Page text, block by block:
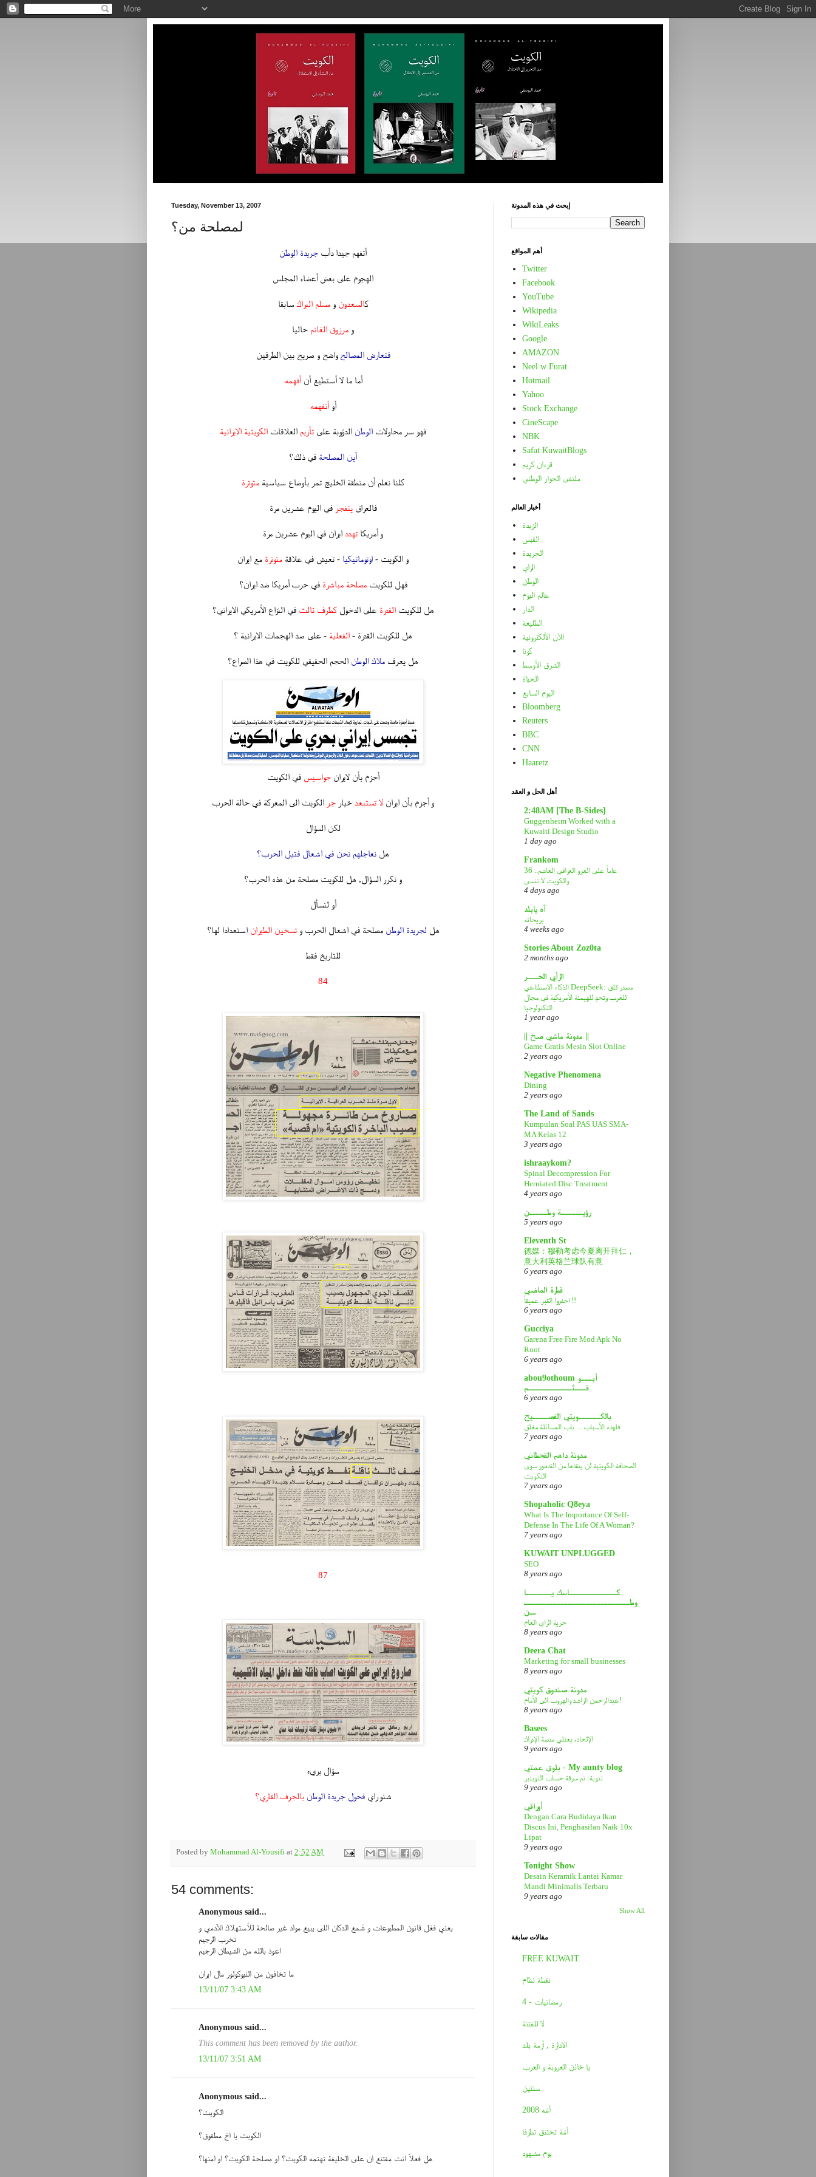
Tuesday, November 13, 2007
لمصلحة من؟
أتفهم جيدا دأب جريدة الوطن
الهجوم على بعض أعضاء المجلس
كالسعدون و مسلم البراك سابقا
و مرزوق الغانم حاليا
فتعارض المصالح واضح و صريح بين الطرفين
أما ما لا أستطيع أن أفهمه
أو أتفهمه
فهو سر محاولات الوطن الدؤوبة على تأزيم العلاقات الكويتية الايرانية
أين المصلحة في ذلك؟
كلنا نعلم أن منطقة الخليج تمر بأوضاع سياسية متوترة
فالعراقيتفجر في اليوم عشرين مرة
و أمريكا تهدد ايران في اليوم عشرين مرة
و الكويت - اوتوماتيكيا - تعيش في علاقة متوترة مع ايران
فهل للكويتمصلحة مباشرة في حرب أمريكا ضد ايران؟
هل للكويت القدرة على الدخول كطرف ثالث في النزاع الأمريكي الايراني؟
هل للكويت القدرة - الفعلية - على صد الهجمات الايرانية ؟
هل يعرف ملاك الوطن الحجم الحقيقي للكويت في هذا الصراع؟
أجزم بأن لايران جواسيس في الكويت
و أجزم بأن ايران لا تستبعد خيار جر الكويت الى المعركة في حالة الحرب
لكن السؤال
هل نعاجلهم نحن في اشعال فتيل الحرب؟
و نكرر السؤال, هل للكويت مصلحة من هذه الحرب؟
أو لنسأل
هل لجريدة الوطن مصلحة في اشعال الحرب وتسخين الطيران استعدادا لها؟
للتاريخ فقط
84
87
سؤال بريء
شنو رايفحول جريدة الوطن بالجرف القاري؟
Posted by Mohammad Al-Yousifi at 2:52 AM
54 comments:
Anonymous said...
يعني فعَل قانون المطبوعات و شَمع الدكان اللى يبيع مواد غير صالحة للأستهلاك الآدمي و
تخرب الرجيم
اعوذ بالله من الشيطان الرجيم
ما تخافون من النيوكولور مال ايران
13/11/07 3:43 AM
Anonymous said...
This comment has been removed by the author.
13/11/07 3:51 AM
Anonymous said...
الكويت؟
الكويت يا اخ مطقوق؟
هل فعلاً انت مقتنع ان على الخليفة تهتمه الكويت؟ او مصلحة الكويت؟ او امنها؟
إبحث في هذه المدونة
أهم المواقع
Twitter
Facebook
YouTube
Wikipedia
WikiLeaks
Google
AMAZON
Neel w Furat
Hotmail
Yahoo
Stock Exchange
CineScape
NBK
Safat KuwaitBlogs
قرءان كريم
ملتقى الحوار الوطني
أخبار العالم
الزبدة
القبس
الجريدة
الراي
الوطن
عالم اليوم
الدار
الطليعة
الآن الألكترونية
كونا
الشرق الأوسط
الحياة
اليوم السابع
Bloomberg
Reuters
BBC
CNN
Haaretz
أهل الحل و العقد
2:48AM [The B-Sides]
Guggenheim Worked with a
Kuwaiti Design Studio
1 day ago
Frankom
36 عاماً على الغزو العراقي الغاشم..
والكويت لا تنسى
4 days ago
آه يابلد
بريحاته
4 weeks ago
Stories About Zoz0ta
2 months ago
الرأي الحـــر
الذكاء الاصطناعي DeepSeek: مصدر قلق
للغرب وتحدٍ للهيمنة الأمريكية في مجال
التكنولوجيا
1 year ago
|| مدونة ماشي صح ||
Game Gratis Mesin Slot Online
2 years ago
Negative Phenomena
Dining
2 years ago
The Land of Sands
Kumpulan Soal PAS UAS SMA-
MA Kelas 12
3 years ago
ishraaykom?
Spinal Decompression For
Herniated Disc Treatment
4 years ago
رؤيــــــة وطـــــن
5 years ago
Eleventh St
德媒：穆勒考虑今夏离开拜仁，
意大利英格兰球队有意
6 years ago
قطرة الماضي
احفروا القبر عميقاً !!
6 years ago
Gucciya
Garena Free Fire Mod Apk No
Root
6 years ago
abou9othoum أبـــو
قـــثــــــــــــم
6 years ago
بالكــــــويتي الفصــــيح
فلهذه الأسباب ... باب المسائلة مغلق
7 years ago
مدونة داهم القحطاني
الصحافة الكويتية لن ينقذها من التدهور سوى
التكويت
7 years ago
Shopaholic Q8eya
What Is The Importance Of Self-
Defense In The Life Of A Woman?
7 years ago
KUWAIT UNPLUGGED
SEO
8 years ago
كـــــــــــــاسك يـــــــا
وطـــــــــــــــــــــــــــــ
ــن
حرية الراي العام
8 years ago
Deera Chat
Marketing for small businesses
8 years ago
مدونة صندوق كويتي
عبدالرحمن الراشد والهروب الى الأمام!
8 years ago
Basees
الإلحاد، يعتلي منصة الإدراك
9 years ago
بلوق عمتي - My aunty blog
تنوية: تم سرقة حساب التويتير
9 years ago
أوراقي
Dengan Cara Budidaya Ikan
Discus Ini, Penghasilan Naik 10x
Lipat
9 years ago
Tonight Show
Desain Keramik Lantai Kamar
Mandi Minimalis Terbaru
9 years ago
Show All
مقالات سابقة
FREE KUWAIT
نقطة نظام
رمضانيات - 4
لا للفتنة
الادارة , أزمة بلد
يا خائن العروبة و العرب
سنتين
أمّه 2008
أمّة تختنق تطرفا
يوم مشهود